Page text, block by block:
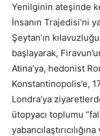
Yenilginin ateşinde
İnsanın Trajedisi’ni
Şeytan’ın
başlayarak,
Atina’ya, hedonist
Konstantinopolis’e,
Londra’ya
ütopyacı toplumu